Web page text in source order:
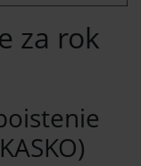
za rok